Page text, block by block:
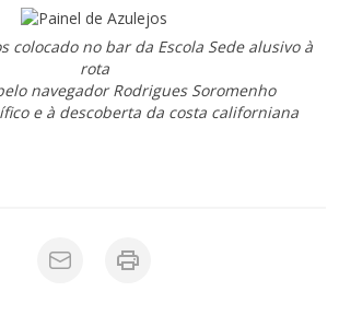
colocado no bar da Escola Sede alusivo à
rota
navegador Rodrigues Soromenho
e à descoberta da costa californiana